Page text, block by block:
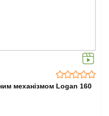
механізмом Logan 160